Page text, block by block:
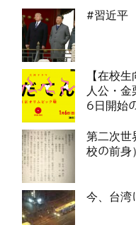
#習近平
【在校
人公・
6日開始
第二次
校の前
今、台湾